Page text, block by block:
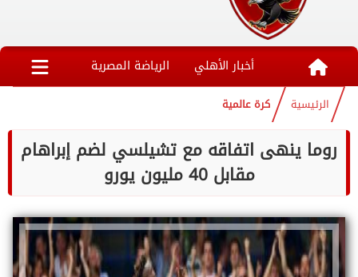
أخبار الأهلي الرياضة المصرية
الرئيسية كرة عالمية
روما ينهى اتفاقه مع تشيلسي لضم إبراهام
مقابل 40 مليون يورو